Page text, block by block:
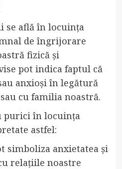
se află în locuința
de îngrijorare
fizică și
pot indica faptul că
anxioși în legătură
cu familia noastră.
purici în locuința
astfel:
simboliza anxietatea și
relațiile noastre